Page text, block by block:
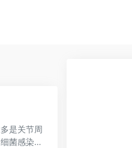
是关节周
菌感染，